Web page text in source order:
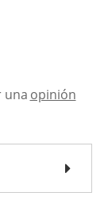
una opinión